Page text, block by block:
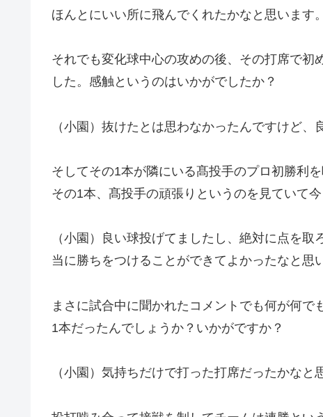
ほんとにいい所に飛んでくれたかなと思います。
それでも変化球中心の攻めの後、その打席で初
した。感触というのはいかがでしたか？
（小園）抜けたとは思わなかったんですけど、
そしてその1本が隣にいる髙投手のプロ初勝利
その1本、髙投手の頑張りというのを見ていて
（小園）良い球投げてましたし、絶対に点を
当に勝ちをつけることができてよかったなと思
まさに試合中に聞かれたコメントでも何が何
1本だったんでしょうか？いかがですか？
（小園）気持ちだけで打った打席だったかなと